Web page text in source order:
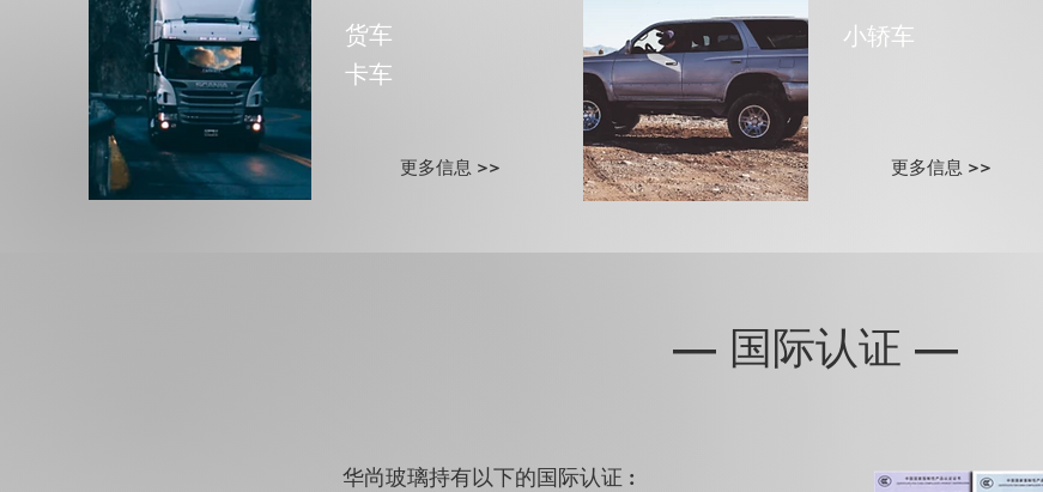
货车
​卡车
更多信息 >>
小轿车
更多信息 >>
​— 国际认证 —
华尚玻璃持有以下的国际认证 :